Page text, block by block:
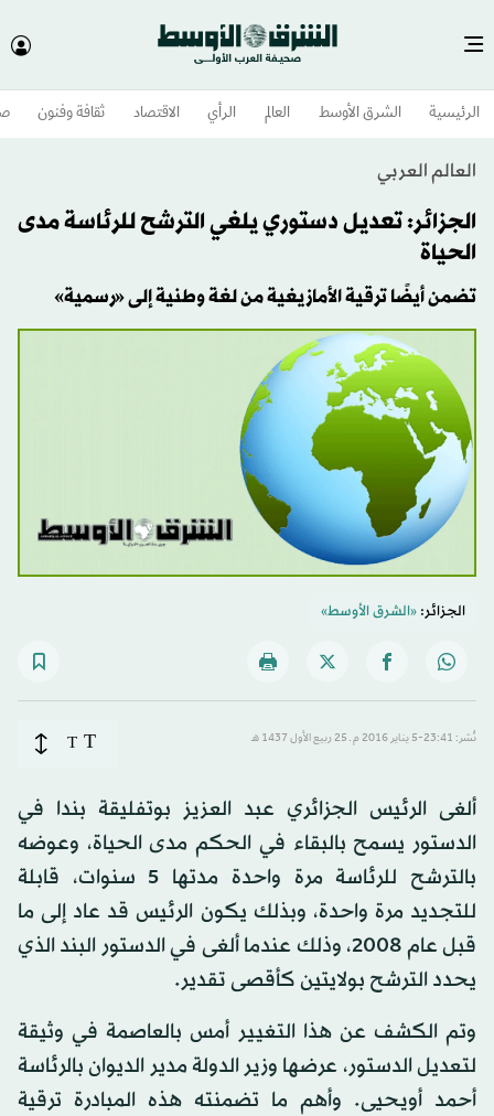
الرئيسية الشرق الأوسط​ العالم الرأي الاقتصاد ثقافة وفنون
العالم العربي
الجزائر: تعديل دستوري يلغي الترشح للرئاسة مدى
الحياة
تضمن أيضًا ترقية الأمازيغية من لغة وطنية إلى «رسمية»
الجزائر:«الشرق الأوسط»
نُشر: 23:41-5 يناير 2016 م ـ 25 ربيع الأول 1437 هـ T
T
ألغى الرئيس الجزائري عبد العزيز بوتفليقة بندا في
الدستور يسمح بالبقاء في الحكم مدى الحياة، وعوضه
بالترشح للرئاسة مرة واحدة مدتها 5 سنوات، قابلة
للتجديد مرة واحدة، وبذلك يكون الرئيس قد عاد إلى ما
قبل عام 2008، وذلك عندما ألغى في الدستور البند الذي
يحدد الترشح بولايتين كأقصى تقدير.
وتم الكشف عن هذا التغيير أمس بالعاصمة في وثيقة
لتعديل الدستور، عرضها وزير الدولة مدير الديوان بالرئاسة
أحمد أويحيى. وأهم ما تضمنته هذه المبادرة ترقية